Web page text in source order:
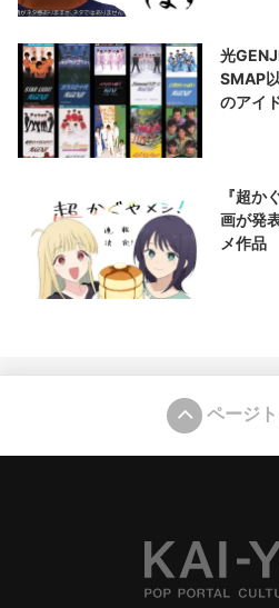
光
SMAP
のアイ
『超か
画が発
メ作品
ページ